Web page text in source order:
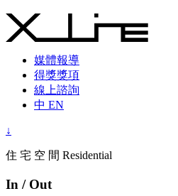
媒體報導
得獎獎項
線上諮詢
中 EN
↓
住 宅 空 間 Residential
In / Out